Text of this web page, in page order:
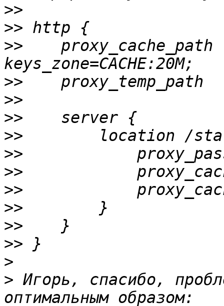
>>
>>
>>
proxy_cache_path
>>
>>
>>
>>
>>
>>
>>
>>
>>
>>
>
> Игорь, спасибо,